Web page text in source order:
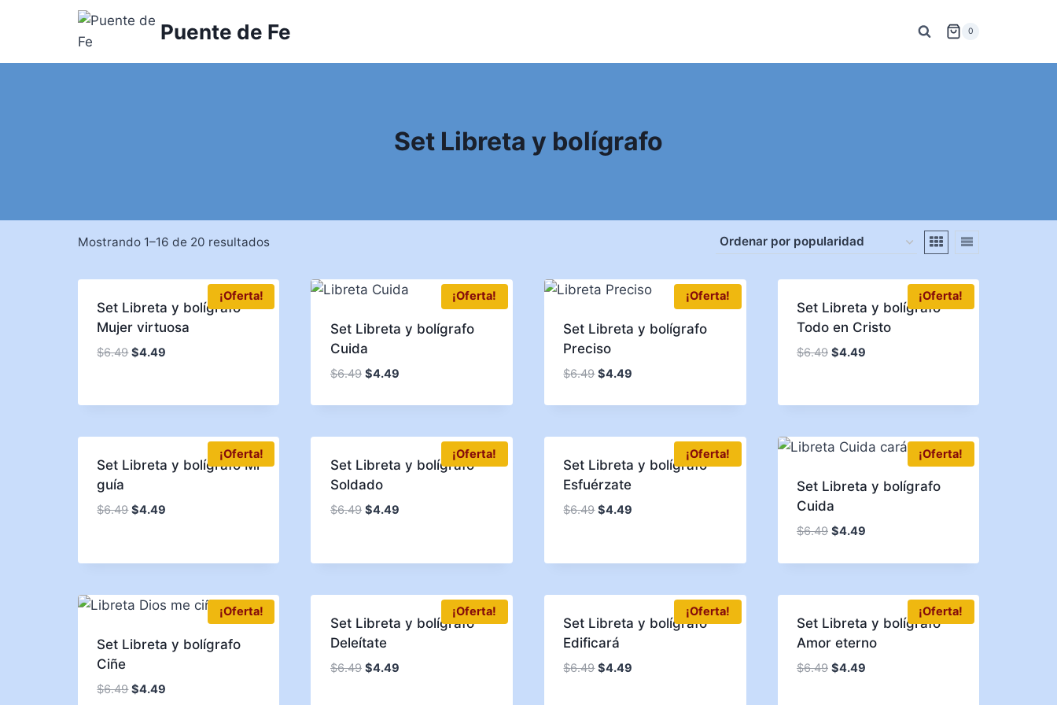
Puente de Fe 0
Set Libreta y bolígrafo
Mostrando 1–16 de 20 resultados
¡Oferta!
Set Libreta y bolígrafo
Mujer virtuosa
$6.49 $4.49
¡Oferta!
Set Libreta y bolígrafo
Cuida
$6.49 $4.49
¡Oferta!
Set Libreta y bolígrafo
Preciso
$6.49 $4.49
¡Oferta!
Set Libreta y bolígrafo
Todo en Cristo
$6.49 $4.49
¡Oferta!
Set Libreta y bolígrafo Mi
guía
$6.49 $4.49
¡Oferta!
Set Libreta y bolígrafo
Soldado
$6.49 $4.49
¡Oferta!
Set Libreta y bolígrafo
Esfuérzate
$6.49 $4.49
¡Oferta!
Set Libreta y bolígrafo
Cuida
$6.49 $4.49
¡Oferta!
Set Libreta y bolígrafo
Ciñe
$6.49 $4.49
¡Oferta!
Set Libreta y bolígrafo
Deleítate
$6.49 $4.49
¡Oferta!
Set Libreta y bolígrafo
Edificará
$6.49 $4.49
¡Oferta!
Set Libreta y bolígrafo
Amor eterno
$6.49 $4.49